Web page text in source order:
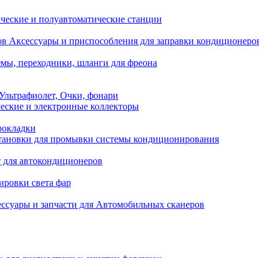
и полуавтоматические станции
Аксессуары и приспособления для заправки
переходники, шланги для фреона
Очки, фонари
и электронные коллекторы
для промывки системы кондиционирования
автокондиционеров
света фар
и запчасти для Автомобильных сканеров